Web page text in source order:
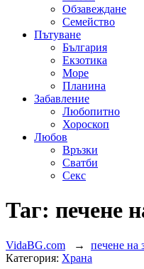
Обзавеждане
Семейство
Пътуване
България
Екзотика
Море
Планина
Забавление
Любопитно
Хороскоп
Любов
Връзки
Сватби
Секс
Таг: печене
VidaBG.com → печене на
Категория: Храна